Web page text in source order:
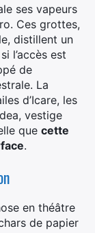
ses vapeurs
Ces grottes,
distillent un
l’accès est
de
La
d’Icare, les
vestige
que cette
.
en théâtre
de papier